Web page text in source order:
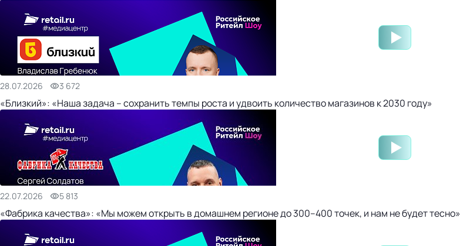
28.07.2026 3 672
«Близкий»: «Наша задача – сохранить темпы роста и удвоить количество магазинов к 2030 году»
22.07.2026 5 813
«Фабрика качества»: «Мы можем открыть в домашнем регионе до 300–400 точек, и нам не будет тесно»